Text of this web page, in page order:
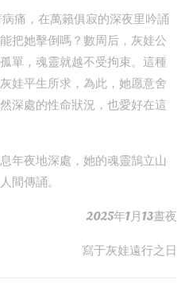
痛，在萬籟俱寂的深夜里吟誦
把她擊倒嗎？數周后，灰娃公
單，魂靈就越不受拘束。這種
娃平生所求，為此，她愿意舍
深處的性命狀況，也愛好在這
年夜地深處，她的魂靈鵠立山
間傳誦。
2025年1月13晝夜
寫于灰娃遠行之日